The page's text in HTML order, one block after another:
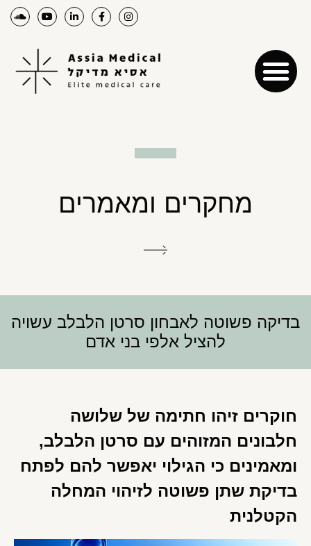
מחקרים ומאמרים
בדיקה פשוטה לאבחון סרטן הלבלב עשויה
להציל אלפי בני אדם
חוקרים זיהו חתימה של שלושה
חלבונים המזוהים עם סרטן הלבלב,
ומאמינים כי הגילוי יאפשר להם לפתח
בדיקת שתן פשוטה לזיהוי המחלה
הקטלנית